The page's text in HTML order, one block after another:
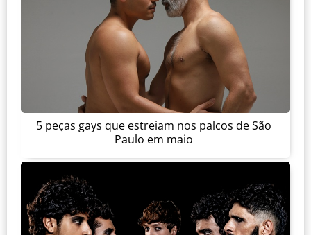
5 peças gays que estreiam nos palcos de São
Paulo em maio